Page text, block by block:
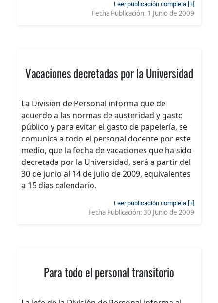
Leer publicación completa [+]
Fecha Publicación: 1 Junio de 2009
Vacaciones decretadas por la Universidad
La División de Personal informa que de
acuerdo a las normas de austeridad y gasto
público y para evitar el gasto de papelería, se
comunica a todo el personal docente por este
medio, que la fecha de vacaciones que ha sido
decretada por la Universidad, será a partir del
30 de junio al 14 de julio de 2009, equivalentes
a 15 días calendario.
Leer publicación completa [+]
Fecha Publicación: 30 Junio de 2009
Para todo el personal transitorio